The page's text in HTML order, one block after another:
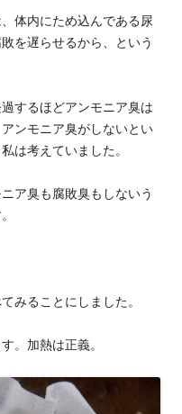
体内にため込んである尿
を遅らせるから、という
するほどアンモニア臭は
ンモニア臭がしないとい
は考えていました。
ア臭も腐敗臭もしないう
みることにしました。
。加熱は正義。